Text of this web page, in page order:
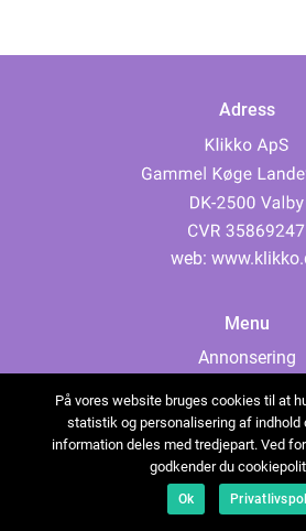
Adress
web:
Menu
Annonsering
Cookies
Kontakta oss
Sitemap
På vores website bruges cookies til at
statistik og personalisering af indhold
information deles med tredjepart. Ved
godkender du
Ok